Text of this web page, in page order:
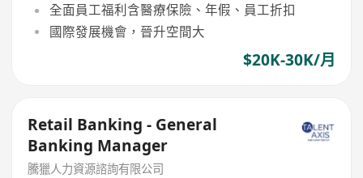
全面員工福利含醫療保險、年假、員工折扣
國際發展機會，晉升空間大
$20K-30K/月
Retail Banking - General
Banking Manager
騰獵人力資源諮詢有限公司